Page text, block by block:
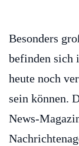
Besonders
befinden sich
heute noch
sein können.
News-